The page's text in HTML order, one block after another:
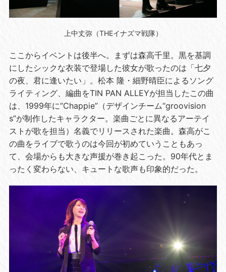
上中丈弥（THEイナズマ戦隊）
ここからイベントは後半へ。まずは森高千里。黒を基調
にしたシックな衣装で登場した彼女が歌ったのは「七夕
の夜、君に逢いたい」。松本 隆・細野晴臣によるソング
ライティング、編曲をTIN PAN ALLEYが担当したこの曲
は、 1999年に“Chappie”（デザインチーム“groovision
s”が制作したキャラクター。楽曲ごとに異なるアーテイ
ストが歌を担当）名義でリリースされた楽曲。森高がこ
の曲をライブで歌うのは今回が初めていうこともあっ
て、会場からも大きな声援が巻き起こった。 90年代とま
ったく変わらない、キュートな歌声も印象的だった。